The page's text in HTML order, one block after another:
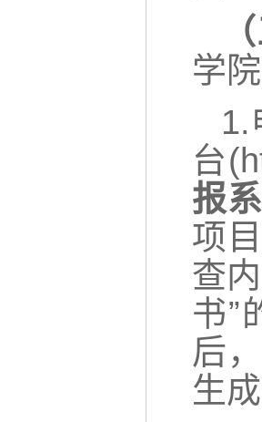
学
1.
台
报
项
查
书”
后
生